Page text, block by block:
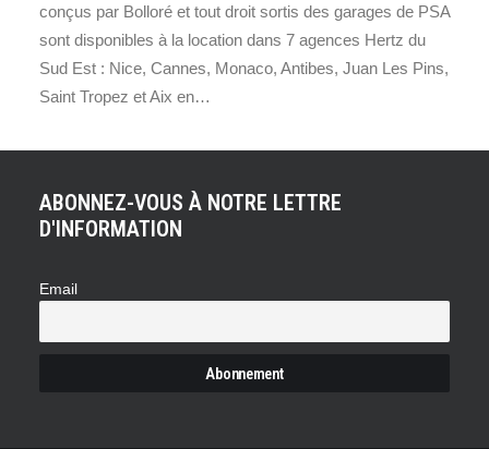
conçus par Bolloré et tout droit sortis des garages de PSA
sont disponibles à la location dans 7 agences Hertz du
Sud Est : Nice, Cannes, Monaco, Antibes, Juan Les Pins,
Saint Tropez et Aix en…
ABONNEZ-VOUS À NOTRE LETTRE
D'INFORMATION
Email